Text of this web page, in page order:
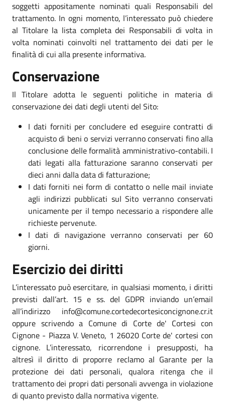
soggetti appositamente nominati quali Responsabili del
trattamento. In ogni momento, l’interessato può chiedere
al Titolare la lista completa dei Responsabili di volta in
volta nominati coinvolti nel trattamento dei dati per le
finalità di cui alla presente informativa.
Conservazione
Il Titolare adotta le seguenti politiche in materia di
conservazione dei dati degli utenti del Sito:
I dati forniti per concludere ed eseguire contratti di
acquisto di beni o servizi verranno conservati fino alla
conclusione delle formalità amministrativo-contabili. I
dati legati alla fatturazione saranno conservati per
dieci anni dalla data di fatturazione;
I dati forniti nei form di contatto o nelle mail inviate
agli indirizzi pubblicati sul Sito verranno conservati
unicamente per il tempo necessario a rispondere alle
richieste pervenute.
I dati di navigazione verranno conservati per 60
giorni.
Esercizio dei diritti
L’interessato può esercitare, in qualsiasi momento, i diritti
previsti dall’art. 15 e ss. del GDPR inviando un’email
all’indirizzo info@comune.cortedecortesiconcignone.cr.it
oppure scrivendo a Comune di Corte de' Cortesi con
Cignone - Piazza V. Veneto, 1 26020 Corte de' cortesi con
cignone. L’interessato, ricorrendone i presupposti, ha
altresì il diritto di proporre reclamo al Garante per la
protezione dei dati personali, qualora ritenga che il
trattamento dei propri dati personali avvenga in violazione
di quanto previsto dalla normativa vigente.